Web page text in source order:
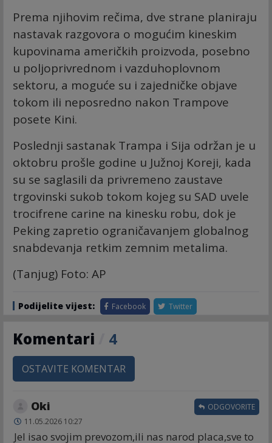
Prema njihovim rečima, dve strane planiraju
nastavak razgovora o mogućim kineskim
kupovinama američkih proizvoda, posebno
u poljoprivrednom i vazduhoplovnom
sektoru, a moguće su i zajedničke objave
tokom ili neposredno nakon Trampove
posete Kini.
Poslednji sastanak Trampa i Sija održan je u
oktobru prošle godine u Južnoj Koreji, kada
su se saglasili da privremeno zaustave
trgovinski sukob tokom kojeg su SAD uvele
trocifrene carine na kinesku robu, dok je
Peking zapretio ograničavanjem globalnog
snabdevanja retkim zemnim metalima.
(Tanjug) Foto: AP
Podijelite vijest: Facebook Twitter
Komentari 4
OSTAVITE KOMENTAR
Oki
11.05.2026 10:27
Jel isao svojim prevozom,ili nas narod placa,sve to
ODGOVORITE